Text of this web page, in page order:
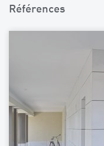
Références